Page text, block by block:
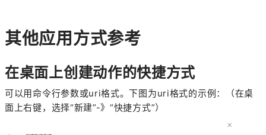
其他应用方式参考
在桌面上创建动作的快捷方式
可以用命令行参数或uri格式。下图为uri格式的示例：（在桌
面上右键，选择“新建”-》“快捷方式”）